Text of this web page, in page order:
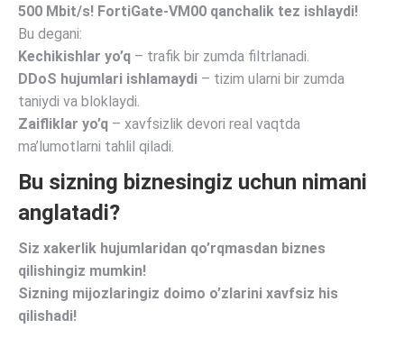
500 Mbit/s! FortiGate-VM00 qanchalik tez ishlaydi!
Bu degani:
Kechikishlar yo’q – trafik bir zumda filtrlanadi.
DDoS hujumlari ishlamaydi – tizim ularni bir zumda
taniydi va bloklaydi.
Zaifliklar yo’q – xavfsizlik devori real vaqtda
ma’lumotlarni tahlil qiladi.
Bu sizning biznesingiz uchun nimani
anglatadi?
Siz xakerlik hujumlaridan qo’rqmasdan biznes
qilishingiz mumkin!
Sizning mijozlaringiz doimo o’zlarini xavfsiz his
qilishadi!